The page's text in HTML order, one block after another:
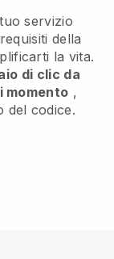
servizio
della
la vita.
di clic da
momento ,
del codice.